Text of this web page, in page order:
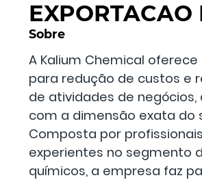
EXPORTACAO
Sobre
A Kalium Chemical oferece
para redução de custos e
de atividades de negócios,
com a dimensão exata do
Composta por profissionais
experientes no segmento
químicos, a empresa faz